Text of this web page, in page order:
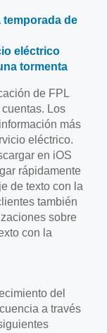
temporada de
eléctrico
tormenta
de FPL
Los
más
eléctrico.
en iOS
rápidamente
de texto con la
también
sobre
con la
del
a través